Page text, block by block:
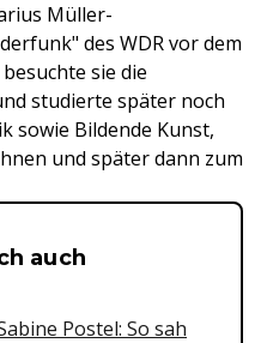
Müller-
des WDR vor dem
sie die
studierte später noch
sowie Bildende Kunst,
und später dann zum
&
auch
Postel: So sah